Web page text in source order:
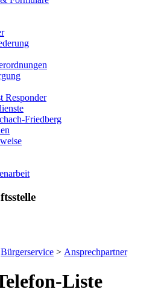
Responder
Friedberg
Bürgerservice > Ansprechpartner
Liste